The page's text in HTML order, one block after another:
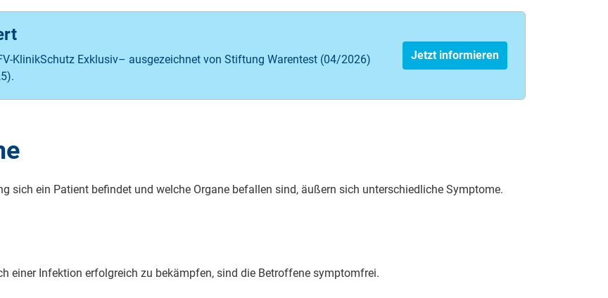
KlinikSchutz Exklusiv– ausgezeichnet von Stiftung Warentest (04/2026)
Jetzt informieren
sich ein Pa­ti­ent be­fin­det und welche Or­ga­ne be­fal­len sind, äußern sich un­ter­schied­li­che Sym­pto­me.
einer In­fek­ti­on er­folg­reich zu be­kämp­fen, sind die Be­trof­fe­ne sym­ptom­frei.